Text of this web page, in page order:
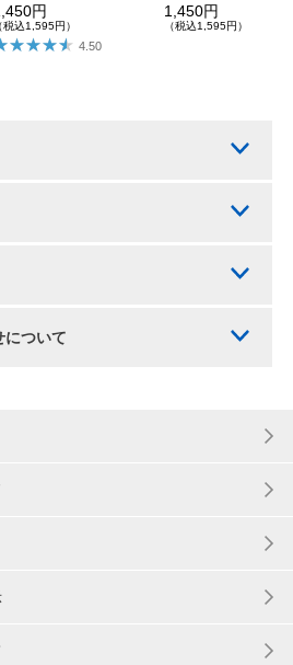
円
税込1,595円）
4.50
1,450円
（税込1,595円）
について